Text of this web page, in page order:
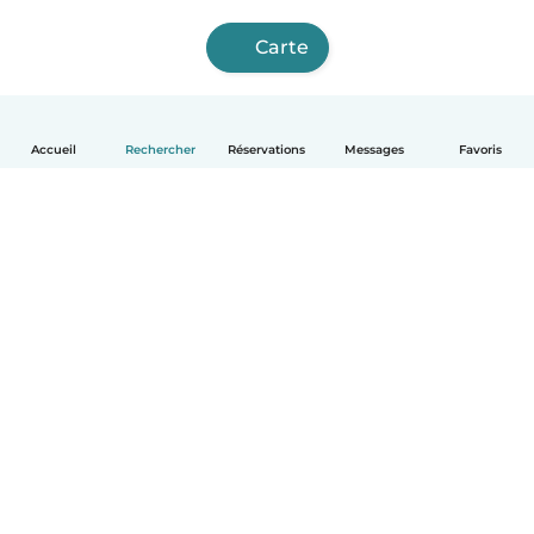
Accueil Rechercher Réservations Messages Favoris
Carte